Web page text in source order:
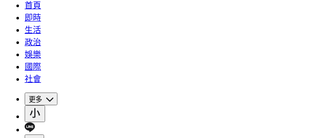
首頁
即時
生活
政治
娛樂
國際
社會
更多